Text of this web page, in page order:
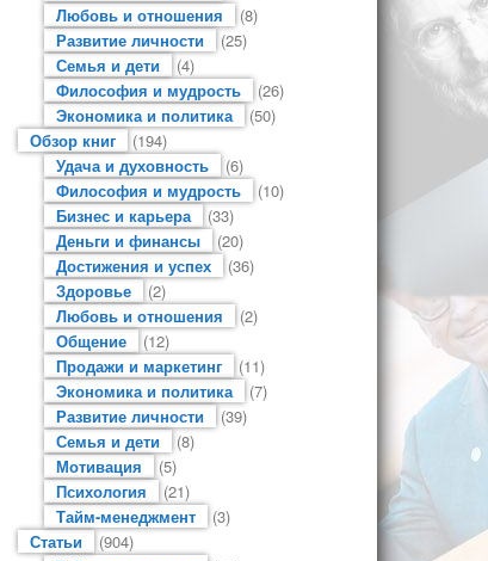
Любовь и отношения
(8)
Развитие личности
(25)
Семья и дети
(4)
Философия и мудрость
(26)
Экономика и политика
(50)
Обзор книг
(194)
Удача и духовность
(6)
Философия и мудрость
(10)
Бизнес и карьера
(33)
Деньги и финансы
(20)
Достижения и успех
(36)
Здоровье
(2)
Любовь и отношения
(2)
Общение
(12)
Продажи и маркетинг
(11)
Экономика и политика
(7)
Развитие личности
(39)
Семья и дети
(8)
Мотивация
(5)
Психология
(21)
Тайм-менеджмент
(3)
Статьи
(904)